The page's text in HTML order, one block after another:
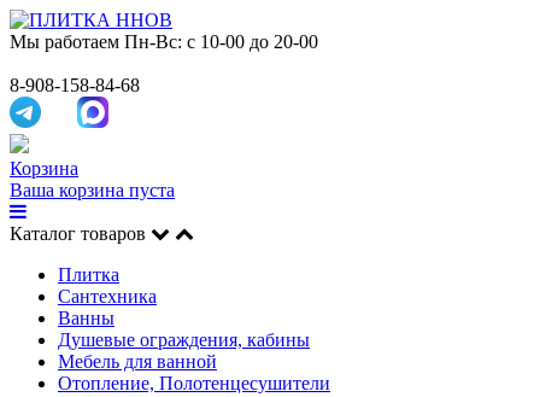
Мы работаем Пн-Вс: с 10-00 до 20-00
8-908-158-84-68
Корзина
Ваша корзина пуста
Каталог товаров
Плитка
Сантехника
Ванны
Душевые ограждения, кабины
Мебель для ванной
Отопление, Полотенцесушители